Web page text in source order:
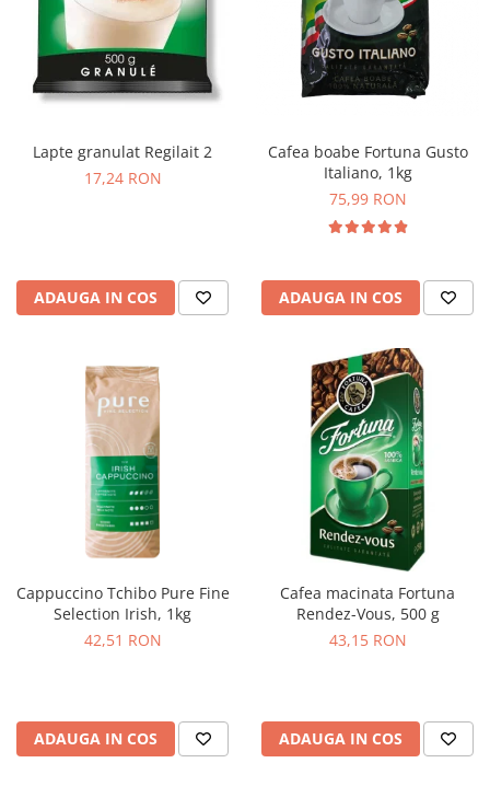
Lapte granulat Regilait 2
17,24 RON
ADAUGA IN COS
Cafea boabe Fortuna Gusto
Italiano, 1kg
75,99 RON
ADAUGA IN COS
Cappuccino Tchibo Pure Fine
Selection Irish, 1kg
42,51 RON
ADAUGA IN COS
Cafea macinata Fortuna
Rendez-Vous, 500 g
43,15 RON
ADAUGA IN COS